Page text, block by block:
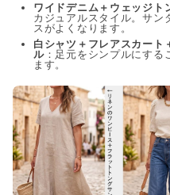
ワイドデニム＋ウェッジト
カジュアルスタイル。サン
スがよくなります。
白シャツ＋フレアスカート
ル：足元をシンプルにする
ます。